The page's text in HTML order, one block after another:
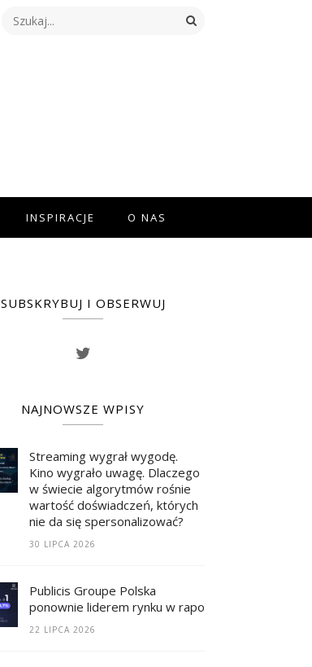
INSPIRACJE O NAS
SUBSKRYBUJ I OBSERWUJ
NAJNOWSZE WPISY
Streaming wygrał wygodę.
Kino wygrało uwagę. Dlaczego
w świecie algorytmów rośnie
wartość doświadczeń, których
nie da się spersonalizować?
30 LIPCA 2026
Publicis Groupe Polska
ponownie liderem rynku w raporcie RECMA
22 LIPCA 2026